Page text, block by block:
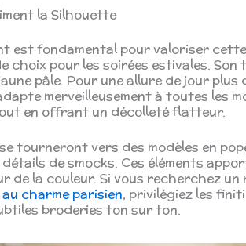
la Silhouette
est fondamental pour valoriser
choix pour les soirées estivales. Son
pâle. Pour une allure de jour
merveilleusement à toutes les
en offrant un décolleté flatteur.
tourneront vers des modèles en
de smocks. Ces éléments
de la couleur. Si vous recherchez
charme parisien, privilégiez les
broderies ton sur ton.